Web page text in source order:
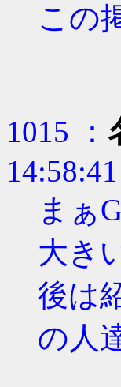
この
1015 ：
14:58:41
まぁ
大き
後は
の人